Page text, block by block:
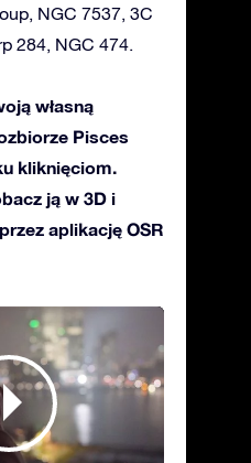
NGC 7537, 3C
284, NGC 474.
własną
Pisces
kliknięciom.
ją w 3D i
aplikację OSR